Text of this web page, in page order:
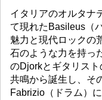
イタリアのオルタナ
て現れたBasileus（
魅力と現代ロックの
石のような力を持っ
のDjorkとギタリス
共鳴から誕生し、そ
Fabrizio（ドラム）